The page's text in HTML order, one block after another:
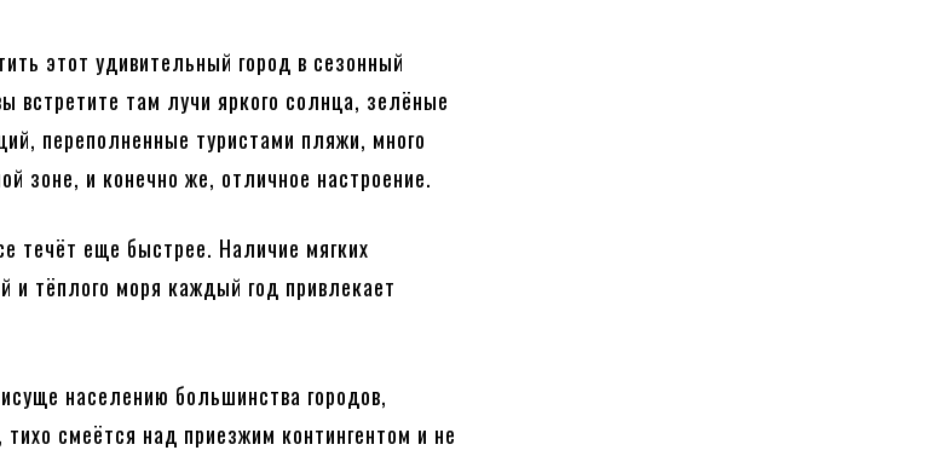
этот удивительный город в сезонный
встретите там лучи яркого солнца, зелёные
переполненные туристами пляжи, много
зоне, и конечно же, отличное настроение.
течёт еще быстрее. Наличие мягких
и тёплого моря каждый год привлекает
населению большинства городов,
смеётся над приезжим контингентом и не